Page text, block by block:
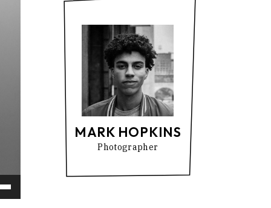
MARK HOPKINS
Photographer